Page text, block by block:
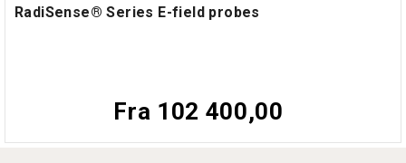
RadiSense® Series E-field probes
Fra 102 400,00